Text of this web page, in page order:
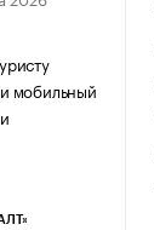
мобильный